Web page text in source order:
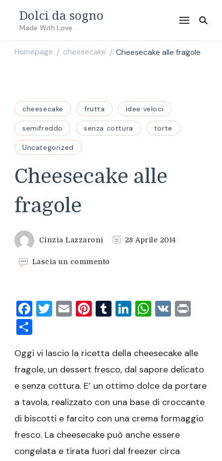
Dolci da sogno
Made With Love
Homepage / cheesecake / Cheesecake alle fragole
cheesecake frutta idee veloci
semifreddo senza cottura torte
Uncategorized
Cheesecake alle
fragole
Cinzia Lazzaroni 28 Aprile 2014
Lascia un commento
Facebook
Twitter
EmailPinterest
Tumblr
LinkedIn
VK
Oggi vi lascio la ricetta della cheesecake alle
fragole, un dessert fresco, dal sapore delicato
e senza cottura. E’ un ottimo dolce da portare
a tavola, realizzato con una base di croccante
di biscotti e farcito con una crema formaggio
fresco. La cheesecake può anche essere
congelata e tirata fuori dal freezer circa